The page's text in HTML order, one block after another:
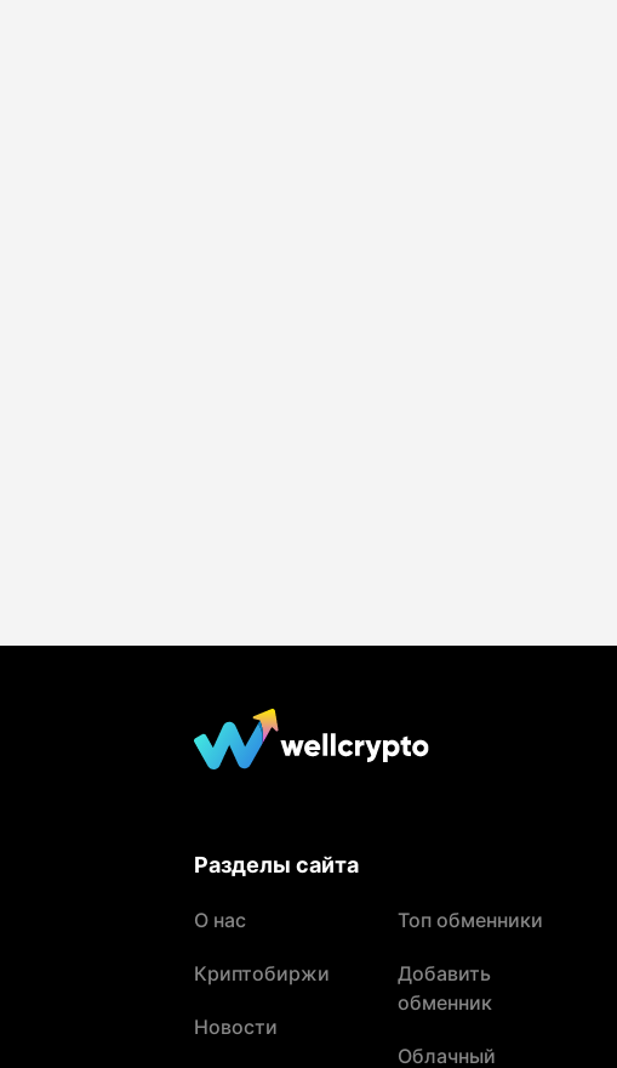
Разделы сайта
О нас
Криптобиржи
Новости
Топ обменники
Добавить
обменник
Облачный